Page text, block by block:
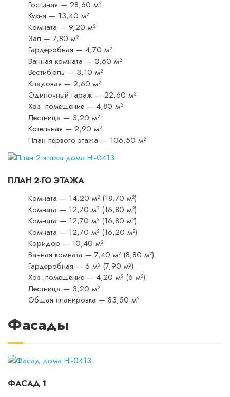
Гостиная — 28,60 м²
Кухня — 13,40 м²
Комната — 9,20 м²
Зал — 7,80 м²
Гардеробная — 4,70 м²
Ванная комната — 3,60 м²
Вестибюль — 3,10 м²
Кладовая — 2,60 м²
Одиночный гараж — 22,60 м²
Хоз. помещение — 4,80 м²
Лестница — 3,20 м²
Котельная — 2,90 м²
План первого этажа — 106,50 м²
ПЛАН 2-ГО ЭТАЖА
Комната — 14,20 м² (18,70 м²)
Комната — 12,70 м² (16,80 м²)
Комната — 12,70 м² (16,80 м²)
Комната — 12,70 м² (16,20 м²)
Коридор — 10,40 м²
Ванная комната — 7,40 м² (8,80 м²)
Гардеробная — 6 м² (7,90 м²)
Хоз. помещение — 4,20 м² (6 м²)
Лестница — 3,20 м²
Общая планировка — 83,50 м²
Фасады
ФАСАД 1